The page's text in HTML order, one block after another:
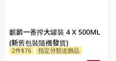
麒麟一番搾大罐裝 4 X 500ML
(新舊包裝隨機發貨)
2件$76 指定分類送贈品